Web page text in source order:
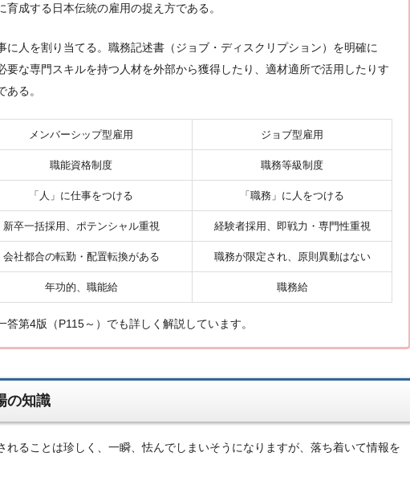
育成する日本伝統の雇用の捉え方である。
に人を割り当てる。職務記述書（ジョブ・ディスクリプション）を明確に
要な専門スキルを持つ人材を外部から獲得したり、適材適所で活用したりす
ある。
メンバーシップ型雇用 ジョブ型雇用
職能資格制度 職務等級制度
「人」に仕事をつける 「職務」に人をつける
新卒一括採用、ポテンシャル重視 経験者採用、即戦力・専門性重視
会社都合の転勤・配置転換がある 職務が限定され、原則異動はない
年功的、職能給 職務給
答第4版（P115～）でも詳しく解説しています。
の知識
れることは珍しく、一瞬、怯んでしまいそうになりますが、落ち着いて情報を